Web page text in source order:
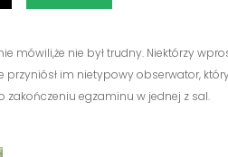
mówili,że nie był trudny. Niektórzy
przyniósł im nietypowy obserwator,
zakończeniu egzaminu w jednej z sal.